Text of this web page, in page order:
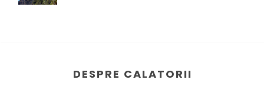
DESPRE CALATORII